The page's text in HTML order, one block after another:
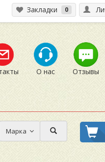
Закладки 0
О нас Отзывы
Марка